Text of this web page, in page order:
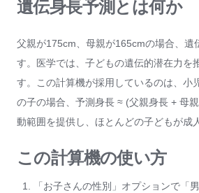
遺伝身長予測とは何か
父親が175cm、母親が165cmの場合、遺
す。医学では、子どもの遺伝的潜在力を
す。この計算機が採用しているのは、
の子の場合、予測身長 ≈ (父親身長 + 母
動範囲を提供し、ほとんどの子どもが成
この計算機の使い方
「お子さんの性別」オプションで「